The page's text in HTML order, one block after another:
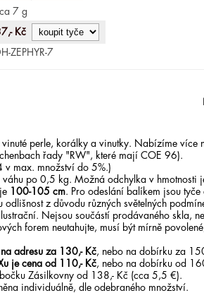
7 g
Kč
ZEPHYR-7
vinuté perle, korálky a vinutky. Nabízíme více
řady "RW", které mají COE 96).
v max. množství do 5%.)
po 0,5 kg. Možná odchylka v hmotnosti
100-105 cm . Pro odeslání balíkem jsou
z důvodu různých světelných
Nejsou součástí prodávaného skla,
forem neutahujte, musí být mírně
adresu za 130,- Kč , nebo na dobírku za
je cena od 110,- Kč , nebo na dobírku od
Zásilkovny od 138,- Kč (cca 5,5 €).
individuálně, dle odebraného množství.